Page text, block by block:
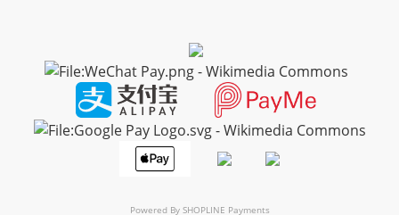
Powered By SHOPLINE Payments